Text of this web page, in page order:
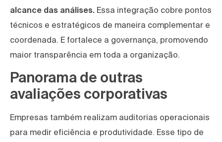
alcance das análises. Essa integração cobre pontos
técnicos e estratégicos de maneira complementar e
coordenada. E fortalece a governança, promovendo
maior transparência em toda a organização.
Panorama de outras
avaliações corporativas
Empresas também realizam auditorias operacionais
para medir eficiência e produtividade. Esse tipo de